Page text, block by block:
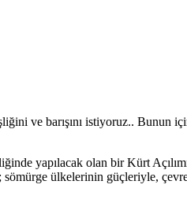
ve barışını istiyoruz.. Bunun
yapılacak olan bir Kürt
ülkelerinin güçleriyle,